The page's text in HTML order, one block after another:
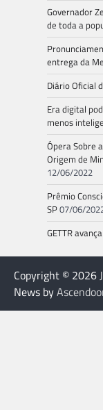
Governador
de toda a
entrega da
Diário Oficial
Era digital
menos
Ópera Sobre
Origem de
12/06/2022
Prêmio
SP07/06/
GETTR
Copyright © 2026
News by